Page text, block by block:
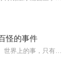
怪的事件